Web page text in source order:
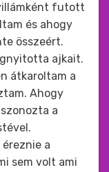
futott
és ahogy
összeért.
ajkait.
átkaroltam a
Ahogy
a
a
sem volt ami